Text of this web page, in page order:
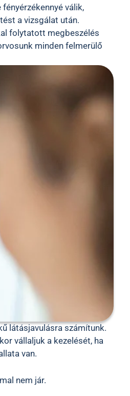
válik,
a vizsgálat után.
folytatott megbeszélés
minden felmerülő
látásjavulásra számítunk.
vállaljuk a kezelését, ha
van.
nem jár.